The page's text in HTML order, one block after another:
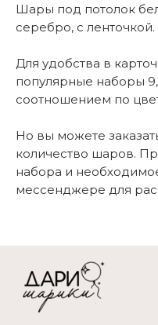
Шары под потолок
серебро, с ленточкой.
Для удобства в
популярные наборы
соотношением по
Но вы можете
количество шаров.
набора и
мессенджере для